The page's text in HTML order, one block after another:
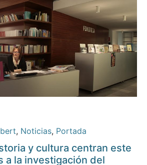
, Noticias, Portada
y cultura centran este
a la investigación del